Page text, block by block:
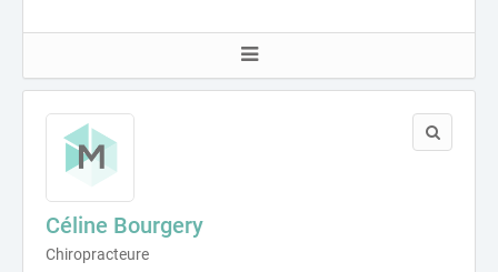
Céline Bourgery
Chiropracteure